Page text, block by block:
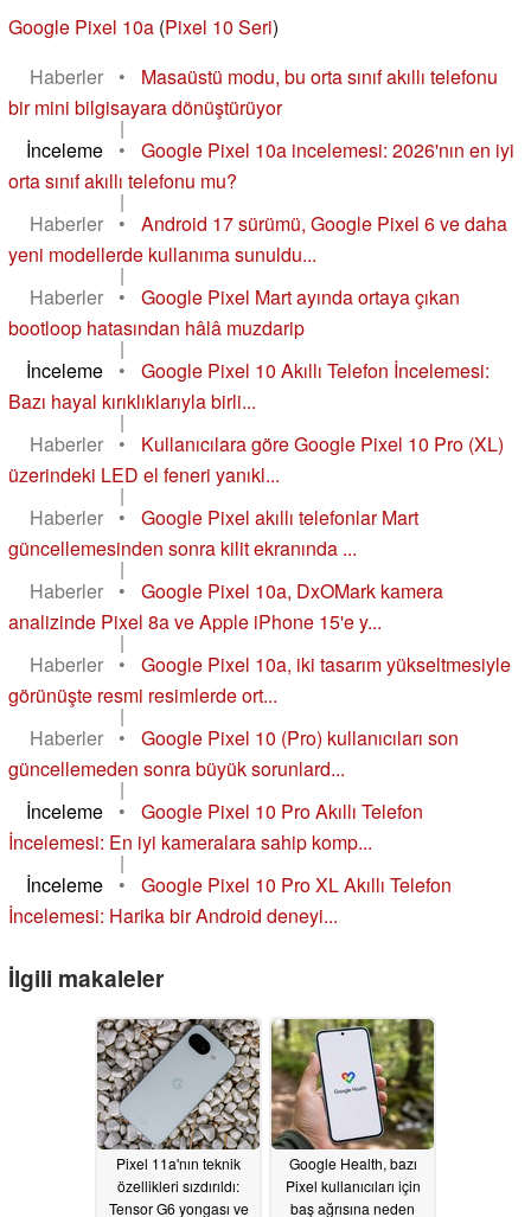
Google Pixel 10a (Pixel 10 Seri)
Haberler
•
Masaüstü modu, bu orta sınıf akıllı telefonu
bir mini bilgisayara dönüştürüyor
|
İnceleme
•
Google Pixel 10a incelemesi: 2026'nın en iyi
orta sınıf akıllı telefonu mu?
|
Haberler
•
Android 17 sürümü, Google Pixel 6 ve daha
yeni modellerde kullanıma sunuldu...
|
Haberler
•
Google Pixel Mart ayında ortaya çıkan
bootloop hatasından hâlâ muzdarip
|
İnceleme
•
Google Pixel 10 Akıllı Telefon İncelemesi:
Bazı hayal kırıklıklarıyla birli...
|
Haberler
•
Kullanıcılara göre Google Pixel 10 Pro (XL)
üzerindeki LED el feneri yanıkl...
|
Haberler
•
Google Pixel akıllı telefonlar Mart
güncellemesinden sonra kilit ekranında ...
|
Haberler
•
Google Pixel 10a, DxOMark kamera
analizinde Pixel 8a ve Apple iPhone 15'e y...
|
Haberler
•
Google Pixel 10a, iki tasarım yükseltmesiyle
görünüşte resmi resimlerde ort...
|
Haberler
•
Google Pixel 10 (Pro) kullanıcıları son
güncellemeden sonra büyük sorunlard...
|
İnceleme
•
Google Pixel 10 Pro Akıllı Telefon
İncelemesi: En iyi kameralara sahip komp...
|
İnceleme
•
Google Pixel 10 Pro XL Akıllı Telefon
İncelemesi: Harika bir Android deneyi...
İlgili makaleler
Pixel 11a'nın teknik
özellikleri sızdırıldı:
Tensor G6 yongası ve
Google Health, bazı
Pixel kullanıcıları için
baş ağrısına neden